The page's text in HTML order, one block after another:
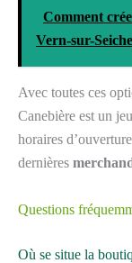
Comment
Vern-sur-Seiche
Avec toutes ces
Canebière est un
horaires
dernières
Questions
Où se situe la